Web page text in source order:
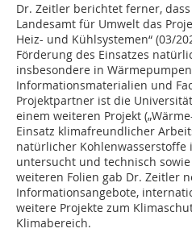
Dr. Zeitler berichtet ferner,
Landesamt für Umwelt das
Heiz- und Kühlsystemen“ (03/
Förderung des Einsatzes
insbesondere in
Informationsmaterialien und
Projektpartner ist die
einem weiteren Projekt
Einsatz klimafreundlicher
natürlicher Kohlenwasserstoffe
untersucht und technisch
weiteren Folien gab Dr. Zeitler
Informationsangebote,
weitere Projekte zum
Klimabereich.